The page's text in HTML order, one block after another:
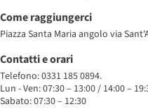
Come raggiungerci
Piazza Santa Maria angolo via
Contatti e orari
Telefono: 0331 185 0894.
Lun - Ven: 07:30 – 13:00 / 14:00 –
Sabato: 07:30 – 12:30